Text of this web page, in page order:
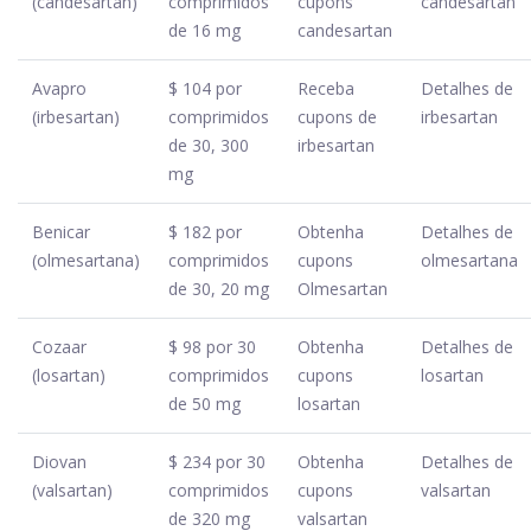
de 16 mg
candesartan
Avapro
(irbesartan)
$ 104 por
comprimidos
de 30, 300
mg
Receba
cupons de
irbesartan
Detalhes de
irbesartan
Benicar
(olmesartana)
$ 182 por
comprimidos
de 30, 20 mg
Obtenha
cupons
Olmesartan
Detalhes de
olmesartana
Cozaar
(losartan)
$ 98 por 30
comprimidos
de 50 mg
Obtenha
cupons
losartan
Detalhes de
losartan
Diovan
(valsartan)
$ 234 por 30
comprimidos
de 320 mg
Obtenha
cupons
valsartan
Detalhes de
valsartan